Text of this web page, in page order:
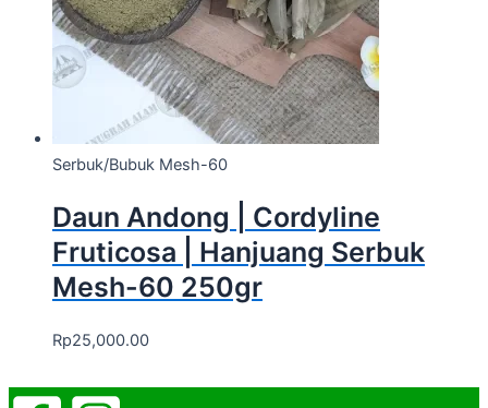
Serbuk/Bubuk Mesh-60
Daun Andong | Cordyline
Fruticosa | Hanjuang Serbuk
Mesh-60 250gr
Rp25,000.00